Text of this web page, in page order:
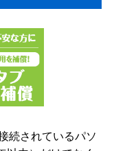
続されているパソ